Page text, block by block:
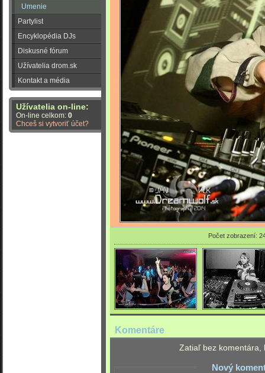
Umenie
Partylist
Encyklopédia DJs
Diskusné fórum
Užívatelia drom.sk
Kontakt a média
Užívatelia on-line:
On-line celkom: 0
Chceš si vytvoriť účet?
Počet zobrazení:
Komentáre
Zatiaľ bez komentára,
Nový